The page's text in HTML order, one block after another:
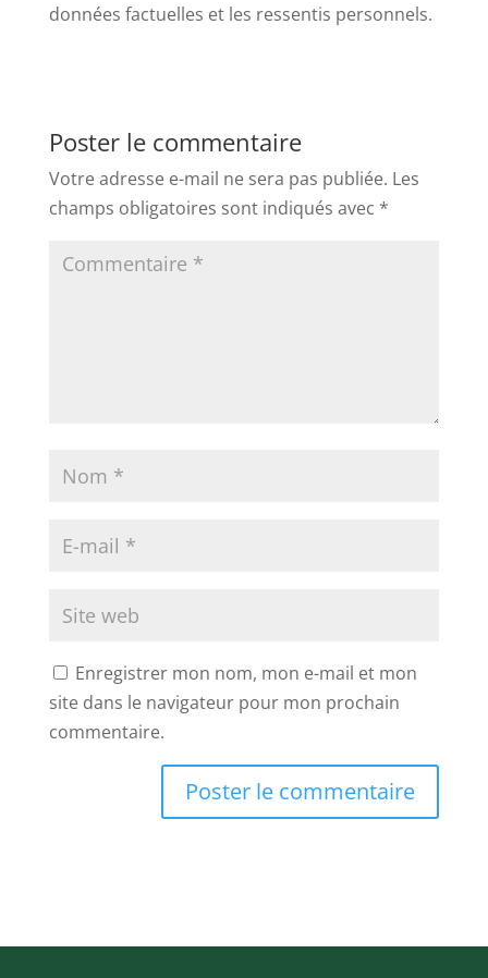
données factuelles et les ressentis personnels.
Poster le commentaire
Votre adresse e-mail ne sera pas publiée. Les
champs obligatoires sont indiqués avec *
Enregistrer mon nom, mon e-mail et mon
site dans le navigateur pour mon prochain
commentaire.